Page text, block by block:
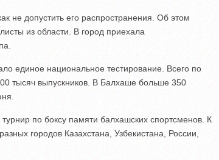
не допустить его распространения. Об этом
из области. В город приехала
единое национальное тестирование. Всего по
тысяч выпускников. В Балхаше больше 350
по боксу памяти балхашских спортсменов. К
городов Казахстана, Узбекистана, России,